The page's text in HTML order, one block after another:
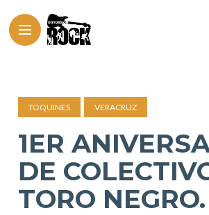
TOQUINES VERACRUZ
1ER
DE
TORO NEGRO.